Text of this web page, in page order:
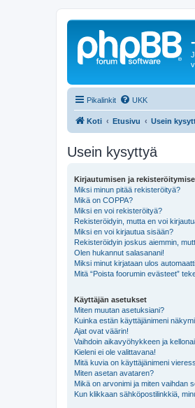
Pikalinkit UKK
Koti Etusivu Usein
Usein kysyttyä
Kirjautumisen ja
Miksi minun pitää rekisteröityä?
Mikä on COPPA?
Miksi en voi rekisteröityä?
Rekisteröidyin, mutta en voi
Miksi en voi kirjautua sisään?
Rekisteröidyin joskus aiemmin,
Olen hukannut salasanani!
Miksi minut kirjataan ulos
Mitä “Poista foorumin evästeet”
Käyttäjän asetukset
Miten muutan asetuksiani?
Kuinka estän käyttäjänimeni
Ajat ovat väärin!
Vaihdoin aikavyöhykkeen ja
Kieleni ei ole valittavana!
Mitä kuvia on käyttäjänimeni
Miten asetan avataren?
Mikä on arvonimi ja miten vaihdan
Kun klikkaan sähköpostilinkkiä,